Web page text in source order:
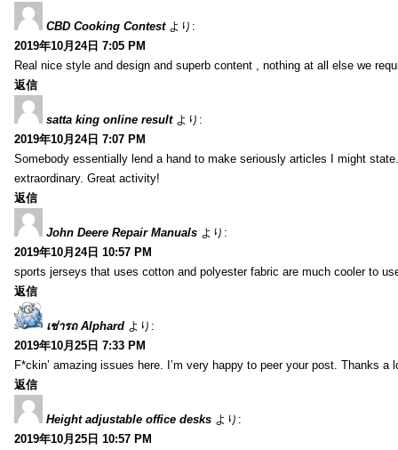
CBD Cooking Contest より:
2019年10月24日 7:05 PM
Real nice style and design and superb content , nothing at all else we
返信
satta king online result より:
2019年10月24日 7:07 PM
Somebody essentially lend a hand to make seriously articles I might
extraordinary. Great activity!
返信
John Deere Repair Manuals より:
2019年10月24日 10:57 PM
sports jerseys that uses cotton and polyester fabric are much cooler to
返信
เช่ารถ Alphard より:
2019年10月25日 7:33 PM
F*ckin’ amazing issues here. I’m very happy to peer your post. Thanks
返信
Height adjustable office desks より:
2019年10月25日 10:57 PM